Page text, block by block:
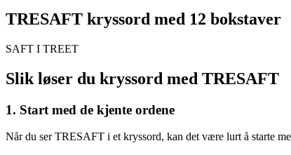
TRESAFT kryssord med 12 bokstaver
SAFT I TREET
Slik løser du kryssord med TRESAFT
1. Start med de kjente ordene
Når du ser TRESAFT i et kryssord, kan det være lurt å starte